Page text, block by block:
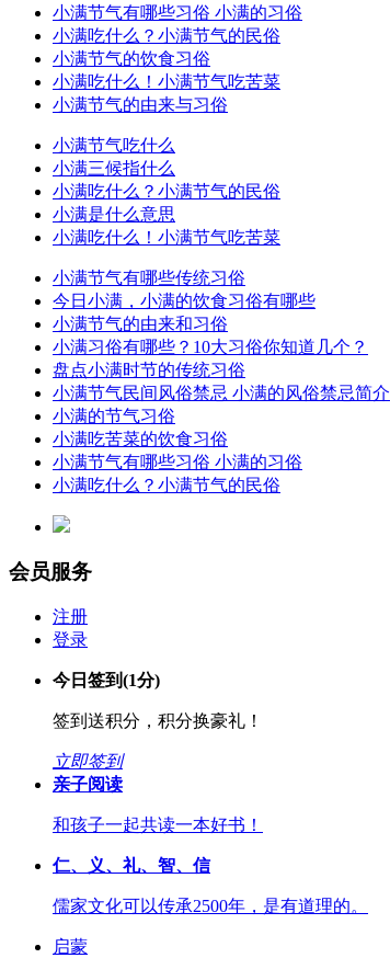
小满节气有哪些习俗 小满的习俗
小满吃什么？小满节气的民俗
小满节气的饮食习俗
小满吃什么！小满节气吃苦菜
小满节气的由来与习俗
小满节气吃什么
小满三候指什么
小满吃什么？小满节气的民俗
小满是什么意思
小满吃什么！小满节气吃苦菜
小满节气有哪些传统习俗
今日小满，小满的饮食习俗有哪些
小满节气的由来和习俗
小满习俗有哪些？10大习俗你知道几个？
盘点小满时节的传统习俗
小满节气民间风俗禁忌 小满的风俗禁忌简介
小满的节气习俗
小满吃苦菜的饮食习俗
小满节气有哪些习俗 小满的习俗
小满吃什么？小满节气的民俗
会员服务
注册
登录
今日签到(1分)
签到送积分，积分换豪礼！
立即签到
亲子阅读
和孩子一起共读一本好书！
仁、义、礼、智、信
儒家文化可以传承2500年，是有道理的。
启蒙